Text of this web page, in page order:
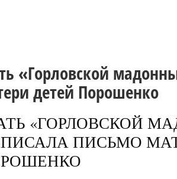
«Горловской
детей Порошенко
«ГОРЛОВСКОЙ
ПИСЬМО